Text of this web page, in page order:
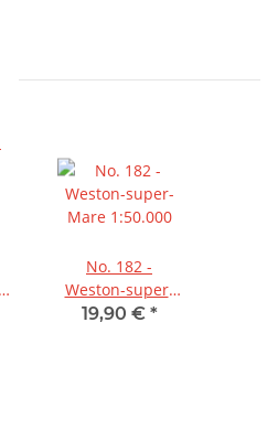
No. 182 -
Weston-super-
Mare 1:50.000
19,90 € *